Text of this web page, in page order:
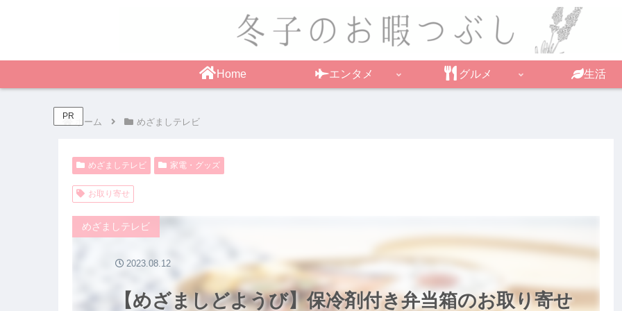
Home エンタメ グルメ 生活
PR
ホーム めざましテレビ
めざましテレビ 家電・グッズ
お取り寄せ
【めざましどようび】保冷剤付き弁当箱のお取り寄せ
めざましテレビ
2023.08.12